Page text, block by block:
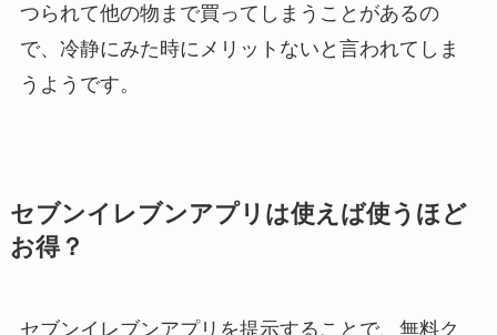
つられて他の物まで買ってしまうことがあるの
で、冷静にみた時にメリットないと言われてしま
うようです。
セブンイレブンアプリは使えば使うほど
お得？
セブンイレブンアプリを提示することで、無料ク